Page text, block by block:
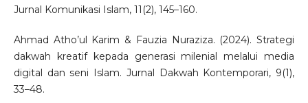
Jurnal Komunikasi Islam, 11(2), 145–160.
Ahmad Atho’ul Karim & Fauzia Nuraziza. (2024). Strategi
dakwah kreatif kepada generasi milenial melalui media
digital dan seni Islam. Jurnal Dakwah Kontemporari, 9(1),
33–48.